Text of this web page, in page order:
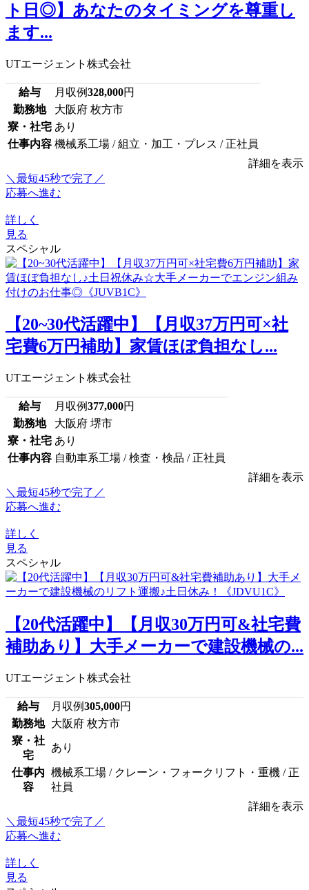
ト日◎】あなたのタイミングを尊重し
ます...
UTエージェント株式会社
給与 月収例328,000円
勤務地
大阪府 枚方市
寮・社宅 あり
仕事内容 機械系工場 / 組立・加工・プレス / 正社員
詳細を表示
＼最短45秒で完了／
応募へ進む
詳しく
見る
スペシャル
【20~30代活躍中】【月収37万円可×社
宅費6万円補助】家賃ほぼ負担なし...
UTエージェント株式会社
給与 月収例377,000円
勤務地
大阪府 堺市
寮・社宅 あり
仕事内容 自動車系工場 / 検査・検品 / 正社員
詳細を表示
＼最短45秒で完了／
応募へ進む
詳しく
見る
スペシャル
【20代活躍中】【月収30万円可&社宅費
補助あり】大手メーカーで建設機械の...
UTエージェント株式会社
給与 月収例305,000円
勤務地
大阪府 枚方市
寮・社
宅
あり
仕事内
容
機械系工場 / クレーン・フォークリフト・重機 / 正
社員
詳細を表示
＼最短45秒で完了／
応募へ進む
詳しく
見る